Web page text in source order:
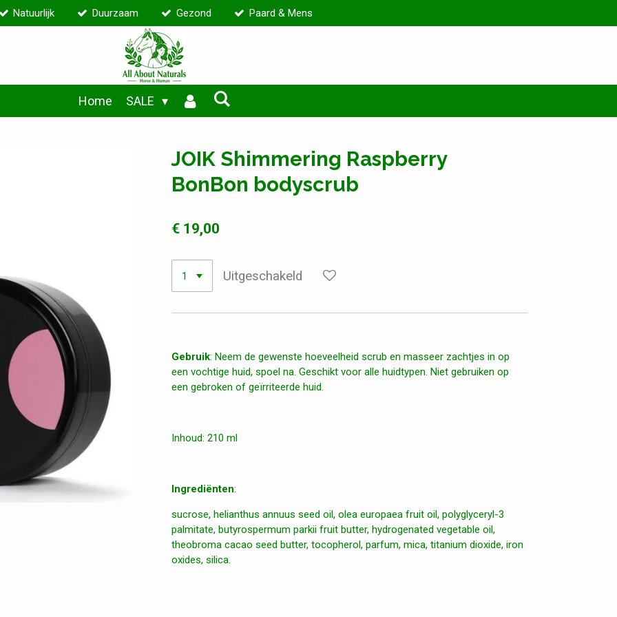
Natuurlijk Duurzaam Gezond Paard & Mens
Home SALE
JOIK Shimmering Raspberry
BonBon bodyscrub
€ 19,00
Uitgeschakeld
Gebruik: Neem de gewenste hoeveelheid scrub en masseer zachtjes in op
een vochtige huid, spoel na. Geschikt voor alle huidtypen. Niet gebruiken op
een gebroken of geïrriteerde huid.
Inhoud: 210 ml
Ingrediënten:
sucrose, helianthus annuus seed oil, olea europaea fruit oil, polyglyceryl-3
palmitate, butyrospermum parkii fruit butter, hydrogenated vegetable oil,
theobroma cacao seed butter, tocopherol, parfum, mica, titanium dioxide, iron
oxides, silica.